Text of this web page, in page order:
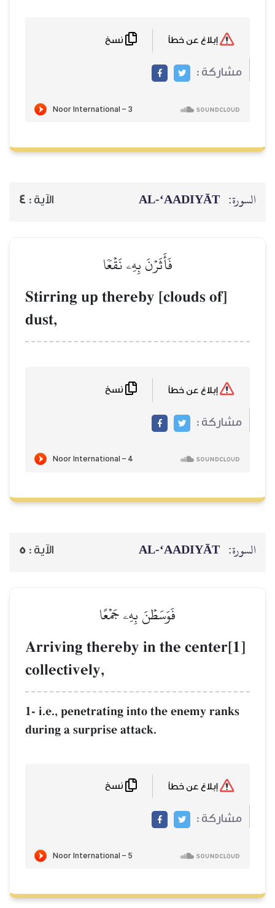
مشاركة :
السورة: AL‑‘AADIYĀT الآية : 4
فَأَثَرۡنَ بِهِۦ نَقۡعٗا
Stirring up thereby [clouds of]
dust,
مشاركة :
السورة: AL‑‘AADIYĀT الآية : 5
فَوَسَطۡنَ بِهِۦ جَمۡعًا
Arriving thereby in the center[1]
collectively,
1- i.e., penetrating into the enemy ranks
during a surprise attack.
مشاركة :